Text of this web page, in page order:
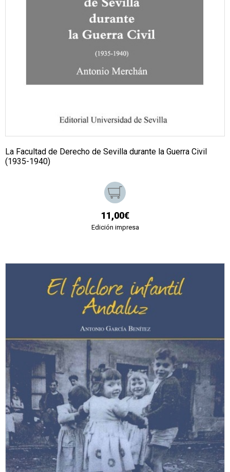
La Facultad de Derecho de Sevilla durante la Guerra Civil
(1935-1940)
11,00€
Edición impresa